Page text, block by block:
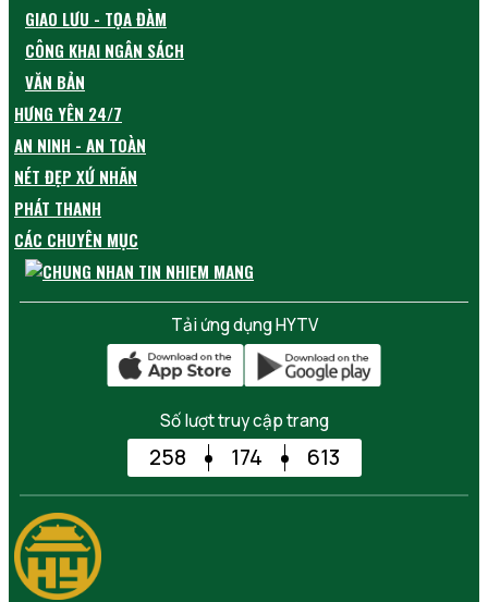
GIAO LƯU - TỌA ĐÀM
CÔNG KHAI NGÂN SÁCH
VĂN BẢN
HƯNG YÊN 24/7
AN NINH - AN TOÀN
NÉT ĐẸP XỨ NHÃN
PHÁT THANH
CÁC CHUYÊN MỤC
Tải ứng dụng HYTV
Số lượt truy cập trang
258 174 613